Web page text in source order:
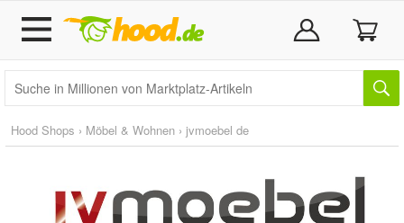
Hood Shops › Möbel & Wohnen › jvmoebel de